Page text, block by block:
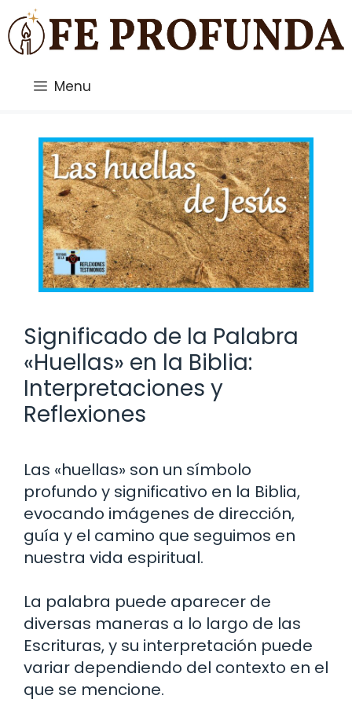
Saltar
al
contenido
Menu
Significado de la Palabra
«Huellas» en la Biblia:
Interpretaciones y
Reflexiones
Las «huellas» son un símbolo
profundo y significativo en la Biblia,
evocando imágenes de dirección,
guía y el camino que seguimos en
nuestra vida espiritual.
La palabra puede aparecer de
diversas maneras a lo largo de las
Escrituras, y su interpretación puede
variar dependiendo del contexto en el
que se mencione.